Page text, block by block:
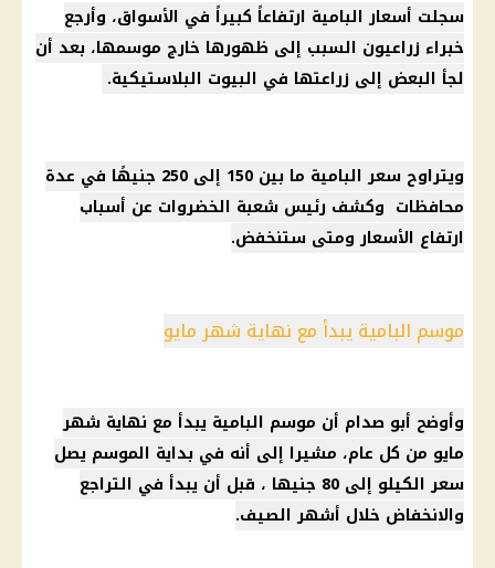
سجلت أسعار البامية ارتفاعاً كبيراً في الأسواق، وأرجع
خبراء زراعيون السبب إلى ظهورها خارج موسمها، بعد أن
لجأ البعض إلى زراعتها في البيوت البلاستيكية.
ويتراوح سعر البامية ما بين 150 إلى 250 جنيهًا في عدة
محافظات وكشف رئيس شعبة الخضروات عن أسباب
ارتفاع الأسعار ومتى ستنخفض.
موسم البامية يبدأ مع نهاية شهر مايو
وأوضح أبو صدام أن موسم البامية يبدأ مع نهاية شهر
مايو من كل عام، مشيرا إلى أنه في بداية الموسم يصل
سعر الكيلو إلى 80 جنيها ، قبل أن يبدأ في التراجع
والانخفاض خلال أشهر الصيف.